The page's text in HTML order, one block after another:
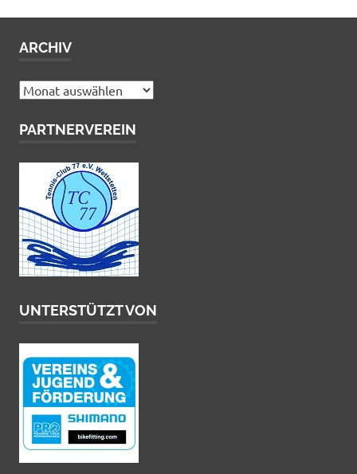
ARCHIV
Archiv
PARTNERVEREIN
UNTERSTÜTZT VON